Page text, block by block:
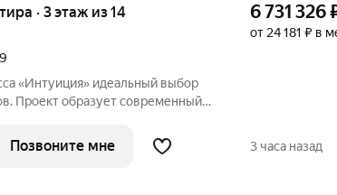
· 3 этаж из 14
идеальный выбор
Проект образует современный
комплекс гармонично вписан
6 731 326
от 24 181 ₽ в
Позвоните мне 3 часа назад